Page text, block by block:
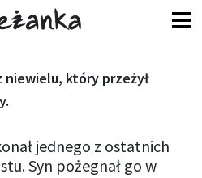
jednego z ostatnich
Syn pożegnał go w
niewielu, który przeżył